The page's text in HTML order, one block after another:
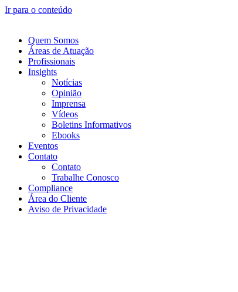
Ir para o conteúdo
Quem Somos
Áreas de Atuação
Profissionais
Insights
Notícias
Opinião
Imprensa
Vídeos
Boletins Informativos
Ebooks
Eventos
Contato
Contato
Trabalhe Conosco
Compliance
Área do Cliente
Aviso de Privacidade